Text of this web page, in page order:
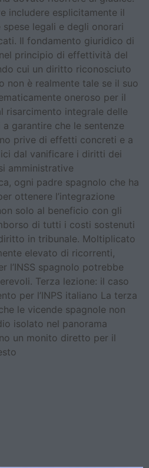
includere esplicitamente il
legali e degli onorari
Il fondamento giuridico di
principio di effettività del
cui un diritto riconosciuto
non è realmente tale se il suo
oneroso per il
risarcimento integrale delle
garantire che le sentenze
prive di effetti concreti e a
dal vanificare i diritti dei
amministrative
ogni padre spagnolo che ha
ottenere l’integrazione
solo al beneficio con gli
di tutti i costi sostenuti
in tribunale. Moltiplicato
elevato di ricorrenti,
l’INSS spagnolo potrebbe
Terza lezione: il caso
per l’INPS italiano La terza
le vicende spagnole non
isolato nel panorama
un monito diretto per il